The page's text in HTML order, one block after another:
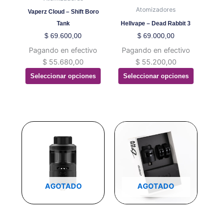
Vaperz Cloud – Shift Boro
Tank
$ 69.600,00
Pagando en efectivo
$ 55.680,00
Seleccionar opciones
elegir
en
la
de
producto
Atomizadores
Hellvape – Dead Rabbit 3
$69.000,00
Pagando en efectivo
$55.200,00
Seleccionar opciones
elegir
en
la
de
producto
AGOTADO
producto
tiene
múltiples
variantes.
Las
AGOTADO
producto
tiene
múltiples
variantes.
Las
opciones